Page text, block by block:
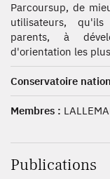
Parcoursup, de
utilisateurs,
parents, à
d'orientation les
Conservatoire
Membres :
Publications